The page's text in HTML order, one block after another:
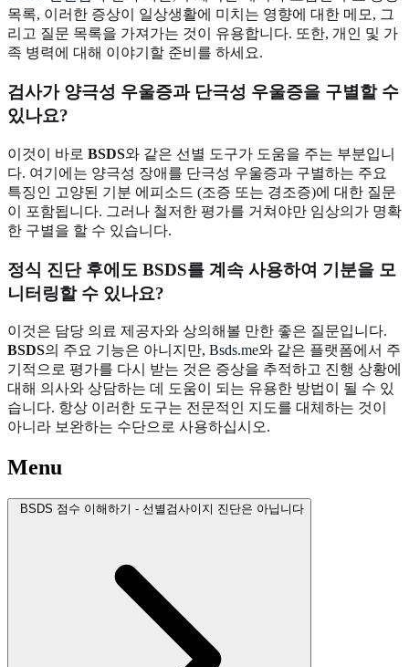
목록, 이러한 증상이 일상생활에 미치는 영향에 대한 메모, 그
리고 질문 목록을 가져가는 것이 유용합니다. 또한, 개인 및 가
족 병력에 대해 이야기할 준비를 하세요.
검사가 양극성 우울증과 단극성 우울증을 구별할 수
있나요?
이것이 바로 BSDS와 같은 선별 도구가 도움을 주는 부분입니
다. 여기에는 양극성 장애를 단극성 우울증과 구별하는 주요
특징인 고양된 기분 에피소드 (조증 또는 경조증)에 대한 질문
이 포함됩니다. 그러나 철저한 평가를 거쳐야만 임상의가 명확
한 구별을 할 수 있습니다.
정식 진단 후에도 BSDS를 계속 사용하여 기분을 모
니터링할 수 있나요?
이것은 담당 의료 제공자와 상의해볼 만한 좋은 질문입니다.
BSDS의 주요 기능은 아니지만, Bsds.me와 같은 플랫폼에서 주
기적으로 평가를 다시 받는 것은 증상을 추적하고 진행 상황에
대해 의사와 상담하는 데 도움이 되는 유용한 방법이 될 수 있
습니다. 항상 이러한 도구는 전문적인 지도를 대체하는 것이
아니라 보완하는 수단으로 사용하십시오.
Menu
BSDS 점수 이해하기 - 선별검사이지 진단은 아닙니다